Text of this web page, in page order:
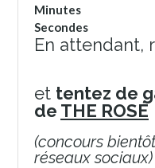
Minutes
Secondes
En attendant,
et tentez de
de THE ROSÉ
(concours
réseaux sociaux)